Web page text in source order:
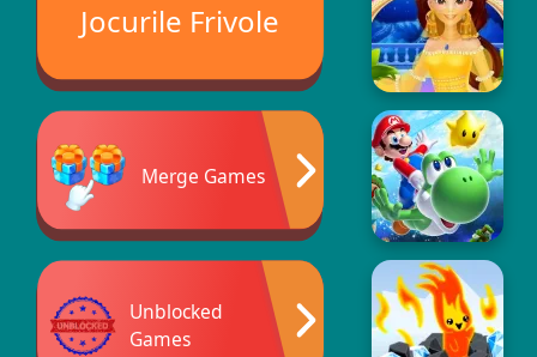
Jocurile Frivole
Merge Games
Unblocked
Games